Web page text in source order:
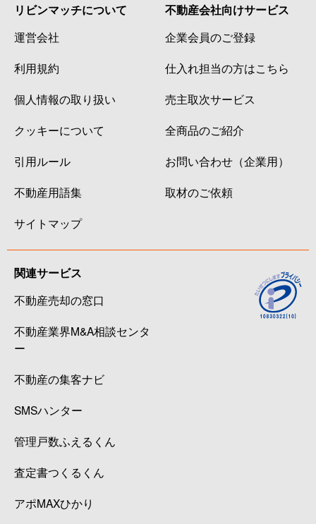
リビンマッチについて
運営会社
利用規約
個人情報の取り扱い
クッキーについて
引用ルール
不動産用語集
サイトマップ
不動産会社向けサービス
企業会員のご登録
仕入れ担当の方はこちら
売主取次サービス
全商品のご紹介
お問い合わせ（企業用）
取材のご依頼
関連サービス
不動産売却の窓口
不動産業界M&A相談センタ
ー
不動産の集客ナビ
SMSハンター
管理戸数ふえるくん
査定書つくるくん
アポMAXひかり